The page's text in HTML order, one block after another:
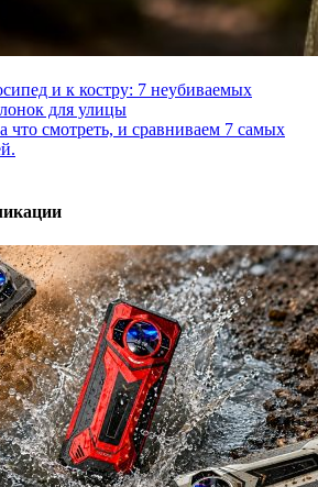
и к костру: 7 неубиваемых
для улицы
что смотреть, и сравниваем 7 самых